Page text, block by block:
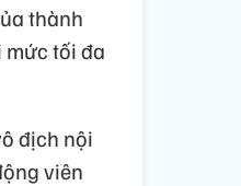
thành
mức tối đa
địch nội
viên